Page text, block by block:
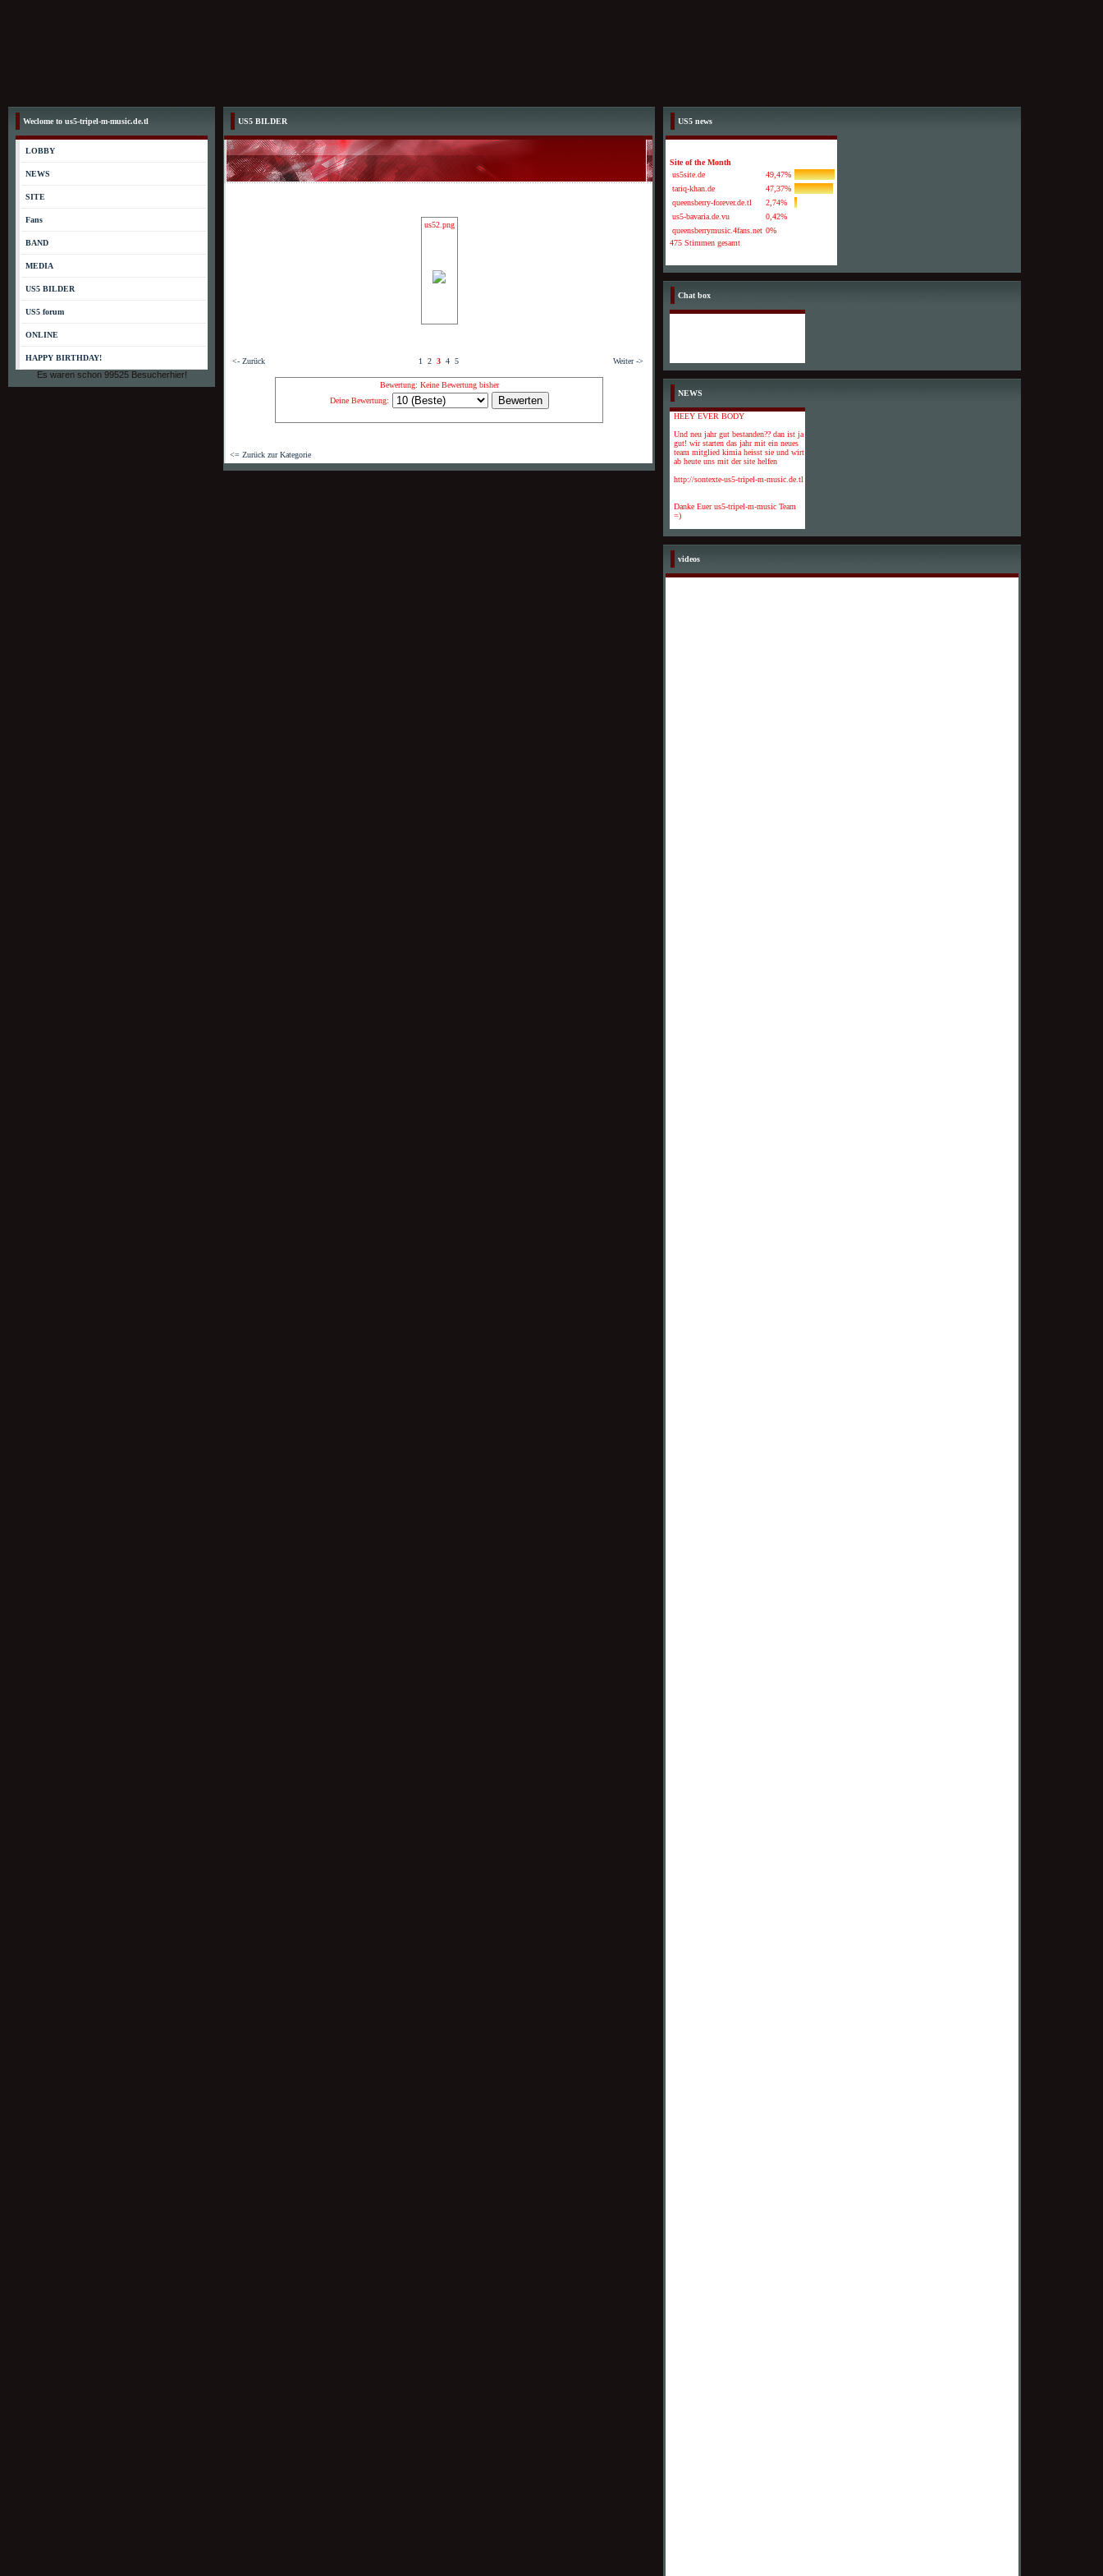
Weclome to us5-tripel-m-music.de.tl
LOBBY
NEWS
SITE
Fans
BAND
MEDIA
US5 BILDER
US5 forum
ONLINE
HAPPY BIRTHDAY! ­
Es waren schon 99525 Besucherhier!
US5 BILDER
us52.png
<- Zurück 1 2 3 4 5 Weiter ->
Bewertung: Keine Bewertung bisher
Deine Bewertung:
<= Zurück zur Kategorie
US5 news
Site of the Month
us5site.de
49,47%
tariq-khan.de
47,37%
queensberry-forever.de.tl
2,74%
us5-bavaria.de.vu
0,42%
queensberrymusic.4fans.net 0%
475 Stimmen gesamt
Chat box
NEWS
HEEY EVER BODY
Und neu jahr gut bestanden?? dan ist ja
gut! wir starten das jahr mit ein neues
team mitglied kimia heisst sie und wirt
ab heute uns mit der site helfen
http://sontexte-us5-tripel-m-music.de.tl
Danke Euer us5-tripel-m-music Team
=)
videos